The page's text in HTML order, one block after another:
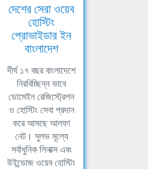
দেশের সেরা ওয়েব
হোস্টিং
প্রোভাইডার ইন
বাংলাদেশ
দীর্ঘ ১৭ বছর বাংলাদেশে
নিরবিচ্ছিন্ন ভাবে
ডোমেইন রেজিস্ট্রেশন
ও হোস্টিং সেবা প্রদান
করে আসছে আলফা
নেট। সুলভ মূল্যে
সর্বাধুনিক লিনাক্স এবং
উইন্ডোজ ওয়েব হোস্টিং